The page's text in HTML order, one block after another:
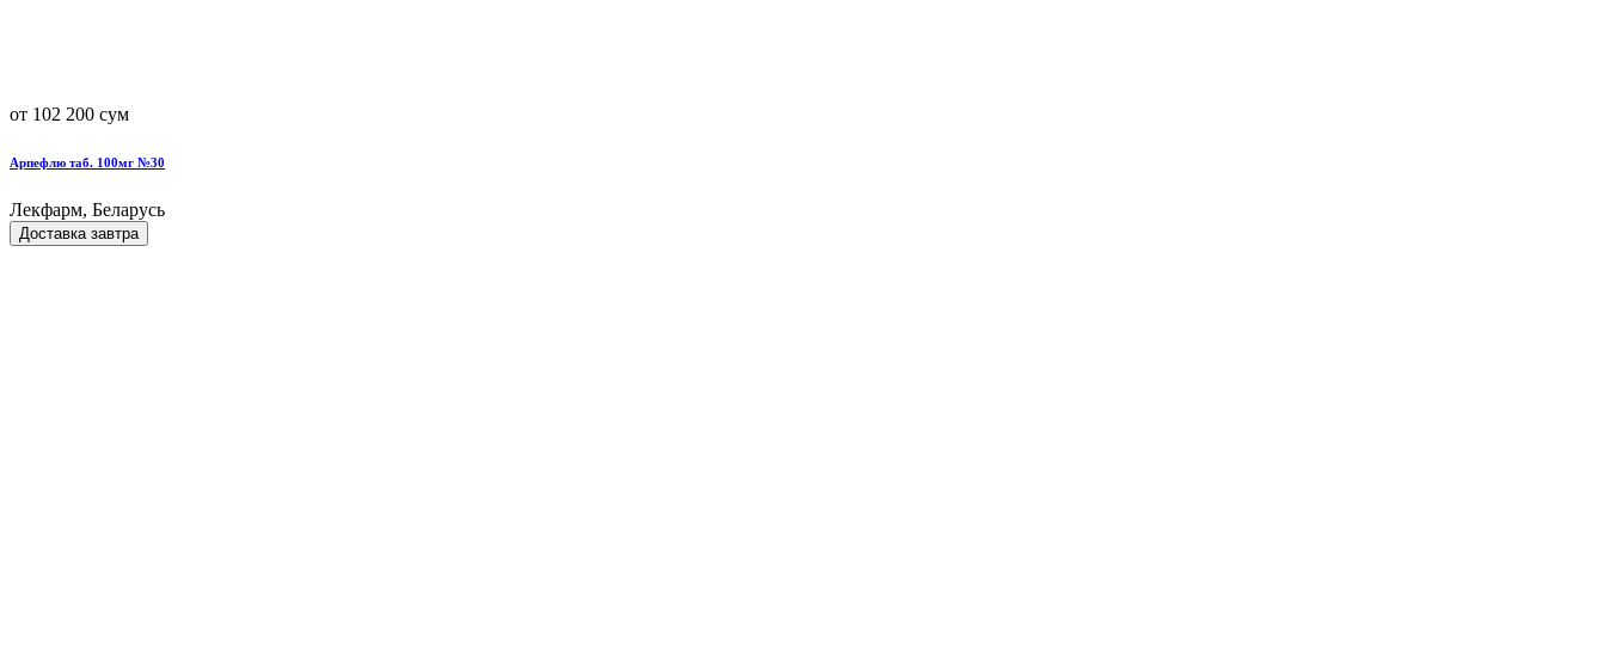
от 102 200 сум
Арпефлю таб. 100мг №30
Лекфарм, Беларусь
Доставка завтра